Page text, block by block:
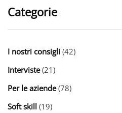
Categorie
I nostri consigli (42)
Interviste(21)
Per le aziende(78)
Soft skill (19)